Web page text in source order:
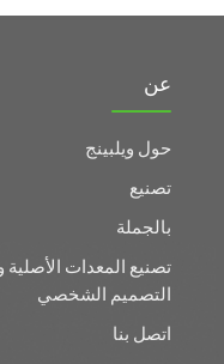
عن
حول ويلبينج
تصنيع
بالجملة
تصنيع المعدات الأصلية
التصميم الشخصي
اتصل بنا